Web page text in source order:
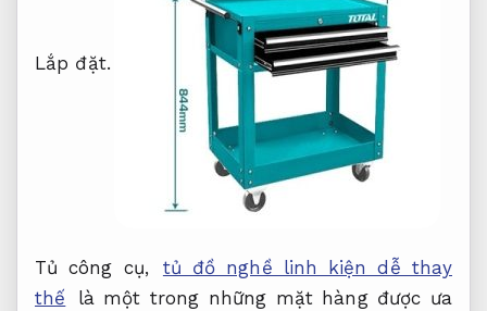
Lắp đặt.
Tủ công cụ,
tủ đồ nghề linh kiện dễ thay
thế
là một trong những mặt hàng được ưa